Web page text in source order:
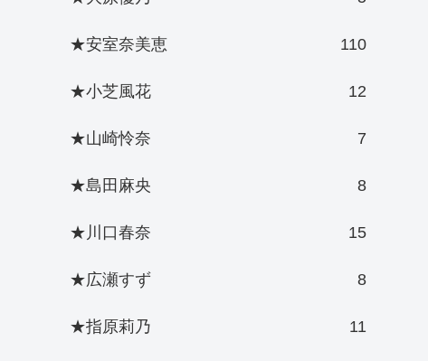
★安室奈美恵 110
★小芝風花 12
★山崎怜奈 7
★島田麻央 8
★川口春奈 15
★広瀬すず 8
★指原莉乃 11